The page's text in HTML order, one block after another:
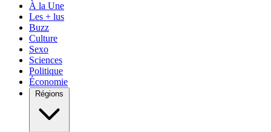
À la Une
Les + lus
Buzz
Culture
Sexo
Sciences
Politique
Économie
Régions